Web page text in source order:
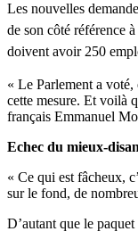
Les nouvelles
de son côté référence
doivent avoir 250
« Le Parlement a
cette mesure. Et voilà
français Emmanuel
Echec du mieux-
« Ce qui est fâcheux,
sur le fond, de
D’autant que le